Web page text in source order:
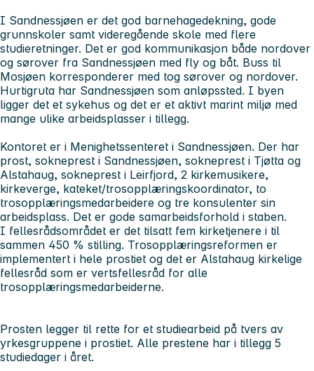
I Sandnessjøen er det god barnehagedekning, gode
grunnskoler samt videregående skole med flere
studieretninger. Det er god kommunikasjon både nordover
og sørover fra Sandnessjøen med fly og båt. Buss til
Mosjøen korresponderer med tog sørover og nordover.
Hurtigruta har Sandnessjøen som anløpssted. I byen
ligger det et sykehus og det er et aktivt marint miljø med
mange ulike arbeidsplasser i tillegg.
Kontoret er i Menighetssenteret i Sandnessjøen. Der har
prost, sokneprest i Sandnessjøen, sokneprest i Tjøtta og
Alstahaug, sokneprest i Leirfjord, 2 kirkemusikere,
kirkeverge, kateket/trosopplæringskoordinator, to
trosopplæringsmedarbeidere og tre konsulenter sin
arbeidsplass. Det er gode samarbeidsforhold i staben.
I fellesrådsområdet er det tilsatt fem kirketjenere i til
sammen 450 % stilling. Trosopplæringsreformen er
implementert i hele prostiet og det er Alstahaug kirkelige
fellesråd som er vertsfellesråd for alle
trosopplæringsmedarbeiderne.
Prosten legger til rette for et studiearbeid på tvers av
yrkesgruppene i prostiet. Alle prestene har i tillegg 5
studiedager i året.